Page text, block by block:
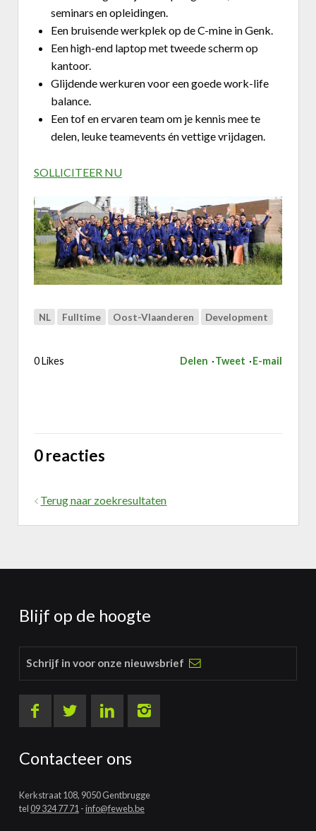
seminars en opleidingen.
Een bruisende werkplek op de C-mine in Genk.
Een high-end laptop met tweede scherm op
kantoor.
Glijdende werkuren voor een goede work-life
balance.
Een tof en ervaren team om je kennis mee te
delen, leuke teamevents én vettige vrijdagen.
SOLLICITEER NU
NL Fulltime Oost-Vlaanderen Development
0 Likes Delen Tweet E-mail
0 reacties
Terug naar zoekresultaten
Blijf op de hoogte
Schrijf in voor onze nieuwsbrief
Contacteer ons
Kerkstraat 108, 9050 Gentbrugge
tel09 324 77 71-info@feweb.be